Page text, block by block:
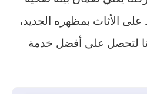
الأثاث بمظهره الجديد،
لتحصل على أفضل خدمة